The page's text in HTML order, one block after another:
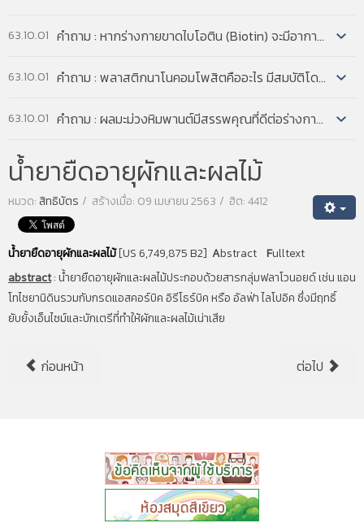
63.10.01 คำถาม : หากร่างกายขาดไบโอติน (Biotin) จะมีอาการผิดปกติอย่างไรบ้าง และอาหารชนิดใดบ้างที่มี Biotin...
ก่อนวัยอันควร และผิวหนังเป็นผื่นตกสะเก็ด การขาดไบโอตินส่วนใหญ่มักจะเกิดใ
63.10.01 คำถาม : พลาสติกนาโนคอมโพสิตคืออะไร มีสมบัติโดดเด่นอย่างไร...
ประกอบของอนุภาคขนาดเล็กมากระดับนาโนเป็นสัดส่วน 2-10% โดยน้ำหนัก โดย
63.10.01 คำถาม : ผลมะม่วงหิมพานต์มีสรรพคุณที่ดีต่อร่างกายอย่างไรบ้าง...
ผลมะม่วงหิมพานต์มีสารอะนาคาร์ดิค แอซิด ที่ต่อต้านการเจริญของเนื้องอก
มะเร็งเต้านม ได้อย่างมีนัยสำคัญ
ผลมะม่วงหิมพานต์มีสารคาร์ดอล
น้ำยายืดอายุผักและผลไม้
หมวด: สิทธิบัตร สร้างเมื่อ: 09 เมษายน 2563 ฮิต: 4412
น้ำยายืดอายุผักและผลไม้[US 6,749,875 B2] Abstract Fulltext
abstract:น้ำยายืดอายุผักและผลไม้ประกอบด้วยสารกลุ่มฟลาโวนอยด์ เช่น แอน
โทไซยานิดินรวมกับกรดแอสคอร์บิค อิรีโธร์บิค หรือ อัลฟ่า ไลโปอิค ซึ่งมีฤทธิ์
ยับยั้งเอ็นไซม์และบักเตรีที่ทำให้ผักและผลไม้เน่าเสีย
ก่อนหน้า ต่อไป